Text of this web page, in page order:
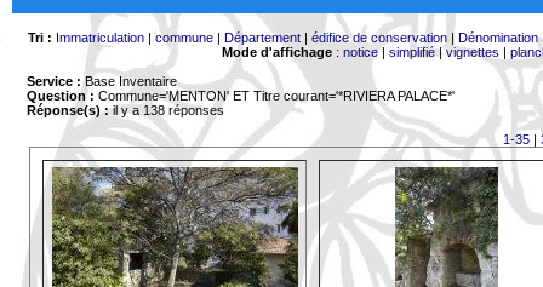
Tri : Immatriculation| commune| Département| édifice de conservation| Dénomination
Mode d'affichage: notice| simplifié|vignettes |
Service : Base Inventaire
Question : Commune='MENTON' ET Titre courant='*RIVIERA PALACE*'
Réponse(s) :il y a 138 réponses
1-35|